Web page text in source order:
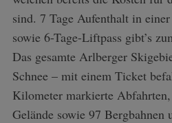
sind. 7 Tage Aufenthalt in
sowie 6-Tage-Liftpass gibt’s
Das gesamte Arlberger
Schnee – mit einem Ticket
Kilometer markierte
Gelände sowie 97 Bergbahnen